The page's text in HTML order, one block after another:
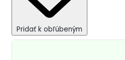
Pridať k obľúbeným